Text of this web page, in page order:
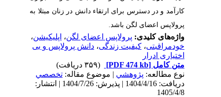
کارآمد و در دسترس برای ارتقاء دانش در زنان مبتلا به
پرولاپس اعضای لگن باشد.
واژه‌های کلیدی:پرولاپس اعضای لگن،اپلیکیشن ،
خودمراقبتی،کیفیت زندگی، دانش پرولاپس و بی
اختیاری ادرار
متن کامل[PDF 474 kb]
(۳۵۹ دریافت)
نوع مطالعه:پژوهشي| موضوع مقاله:تخصصي
دریافت: 1404/4/16 | پذیرش: 1404/7/26 | انتشار:
1405/4/8